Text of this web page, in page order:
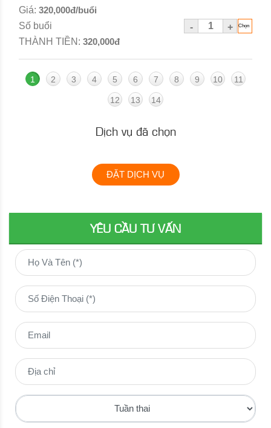
Giá: 320,000đ/buổi
Số buổi
-
+
THÀNH TIỀN: 320,000đ
1 2 3 4 5 6 7 8 9 10 11
12 13 14
Dịch vụ đã chọn
ĐẶT DỊCH VỤ
YÊU CẦU TƯ VẤN